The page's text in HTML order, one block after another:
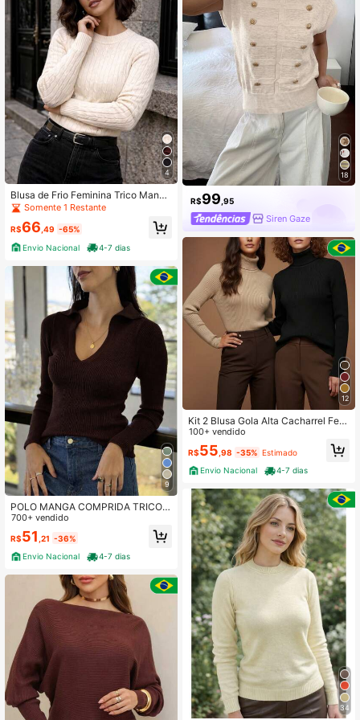
4
Blusa de Frio Feminina Trico Manga
Longa Confortável Estilo Casual Te
ndencia Inverno 2026
Somente 1 Restante
R$66 ,49 -65%
Envio Nacional
4-7 dias
9
POLO MANGA COMPRIDA TRICOT
MODAL NEW COLLECTION INVER
NO
700+ vendido
R$51 ,21 -36%
Envio Nacional
4-7 dias
18
R$99 ,95
Siren Gaze
12
Kit 2 Blusa Gola Alta Cacharrel Fem
inina Tricô Inverno Elegante Casac
o Moderno Blusa Frio Justa
100+ vendido
R$55 ,98 -35% Estimado
Envio Nacional
4-7 dias
34